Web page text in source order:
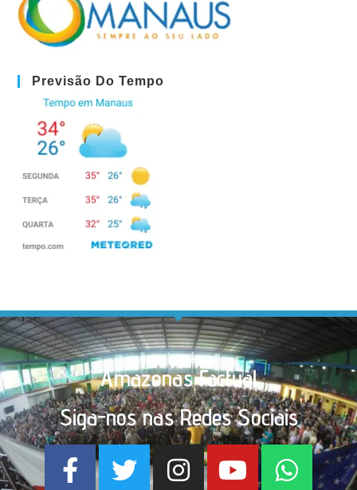
Previsão Do Tempo
Amazonas Factual
Siga-nos nas Redes Sociais